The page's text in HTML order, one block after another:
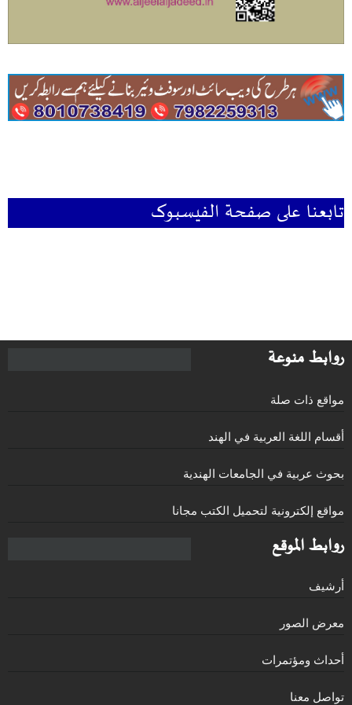
تابعنا علی صفحۃ الفیسبوک
روابط منوعة
مواقع ذات صلة
أقسام اللغة العربية في الهند
بحوث عربية في الجامعات الهندية
مواقع إلكترونية لتحميل الكتب مجانا
روابط الموقع
أرشيف
معرض الصور
أحداث ومؤتمرات
تواصل معنا